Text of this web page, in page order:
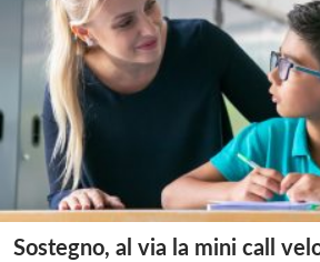
Sostegno, al via la mini call